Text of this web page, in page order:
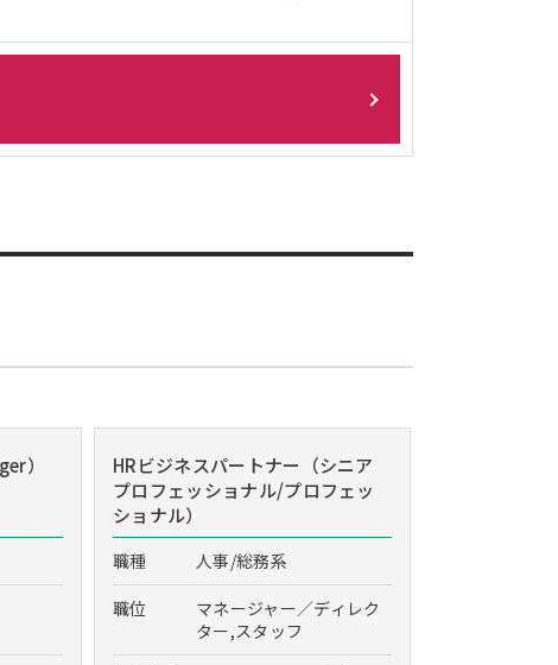
）
HRビジネスパートナー（シニア
プロフェッショナル/プロフェッ
ショナル）
職種
人事/総務系
職位
マネージャー／ディレク
ター,スタッフ